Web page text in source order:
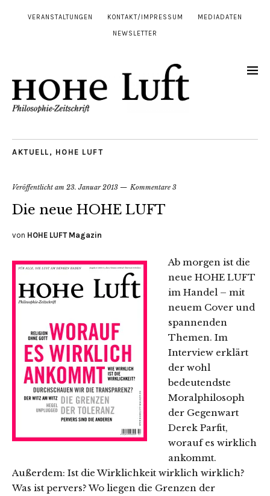
VERANSTALTUNGEN KONTAKT/IMPRESSUM MEDIADATEN
NEWSLETTER
AKTUELL , HOHE LUFT
Veröffentlicht am 23. Januar 2013 Kommentare 3
Die neue HOHE LUFT
von HOHE LUFT Magazin
Ab morgen ist die
neue HOHE LUFT
im Handel – mit
neuem Cover und
spannenden
Themen. Im
Interview erklärt
der wohl
bedeutendste
Moralphilosoph
der Gegenwart
Derek Parfit,
worauf es wirklich
ankommt.
Außerdem: Ist die Wirklichkeit wirklich wirklich?
Was ist pervers? Wo liegen die Grenzen der